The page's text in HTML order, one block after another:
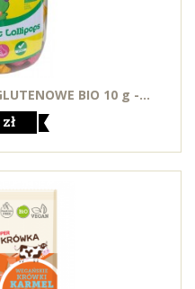
BIO 10 g -...